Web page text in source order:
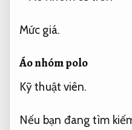
Mức giá.
Áo nhóm polo
Kỹ thuật viên.
Nếu bạn đang tìm